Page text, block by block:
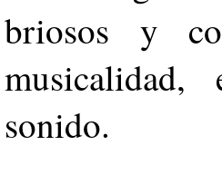
briosos y
musicalidad,
sonido.